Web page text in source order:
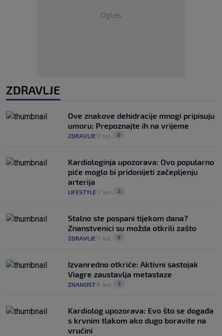
Oglas
ZDRAVLJE
Ove znakove dehidracije mnogi pripisuju
umoru: Prepoznajte ih na vrijeme
ZDRAVLJE 7. kol. 0
Kardiologinja upozorava: Ovo popularno
piće moglo bi pridonijeti začepljenju
arterija
LIFESTYLE 7. kol. 2
Stalno ste pospani tijekom dana?
Znanstvenici su možda otkrili zašto
ZDRAVLJE 7. kol. 0
Izvanredno otkriće: Aktivni sastojak
Viagre zaustavlja metastaze
ZNANOST 6. kol. 2
Kardiolog upozorava: Evo što se događa
s krvnim tlakom ako dugo boravite na
vrućini